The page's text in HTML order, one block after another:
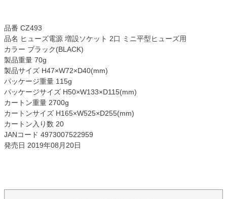
品番 CZ493
品名 ヒューズ電源 増設ソケット 2口 ミニ平型ヒューズ用
カラー ブラック(BLACK)
製品重量 70g
製品サイズ H47×W72×D40(mm)
パッケージ重量 115g
パッケージサイズ H50×W133×D115(mm)
カートン重量 2700g
カートンサイズ H165×W525×D255(mm)
カートン入り数 20
JANコード 4973007522959
発売日 2019年08月20日